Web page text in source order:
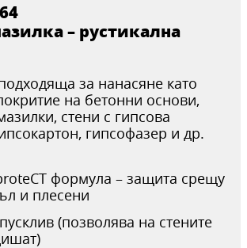
– рустикална
за нанасяне като
на бетонни основи,
стени с гипсова
гипсофазер и др.
формула – защита срещу
и плесени
(позволява на стените